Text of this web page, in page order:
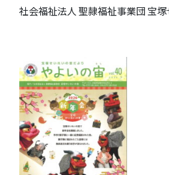
社会福祉法人 聖隷福祉事業団 宝